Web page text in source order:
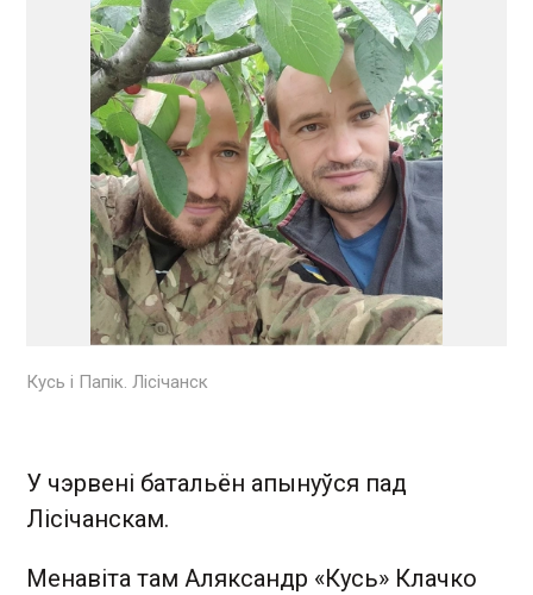
Кусь і Папік. Лісічанск
У чэрвені батальён апынуўся пад
Лісічанскам.
Менавіта там Аляксандр «Кусь» Клачко